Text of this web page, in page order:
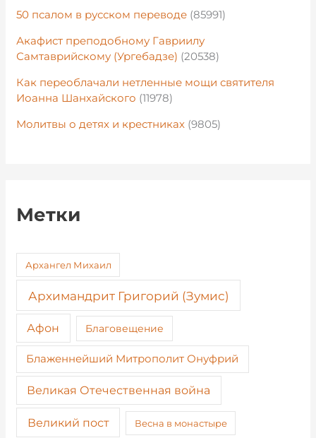
50 псалом в русском переводе (85991)
Акафист преподобному Гавриилу
Самтаврийскому (Ургебадзе) (20538)
Как переоблачали нетленные мощи святителя
Иоанна Шанхайского (11978)
Молитвы о детях и крестниках (9805)
Метки
Архангел Михаил
Архимандрит Григорий (Зумис)
Афон Благовещение
Блаженнейший Митрополит Онуфрий
Великая Отечественная война
Великий пост Весна в монастыре